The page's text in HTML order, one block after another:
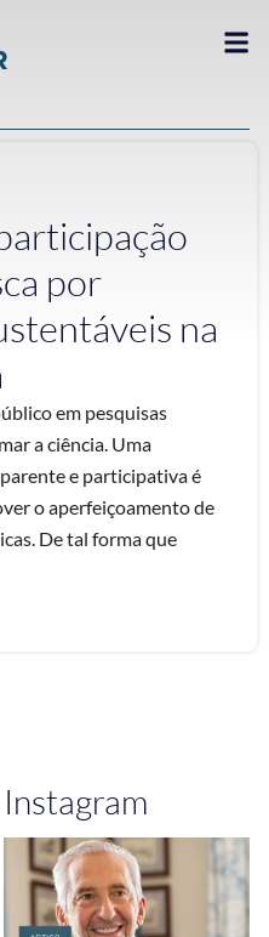
por
na
em pesquisas
a ciência. Uma
e participativa é
o aperfeiçoamento de
De tal forma que